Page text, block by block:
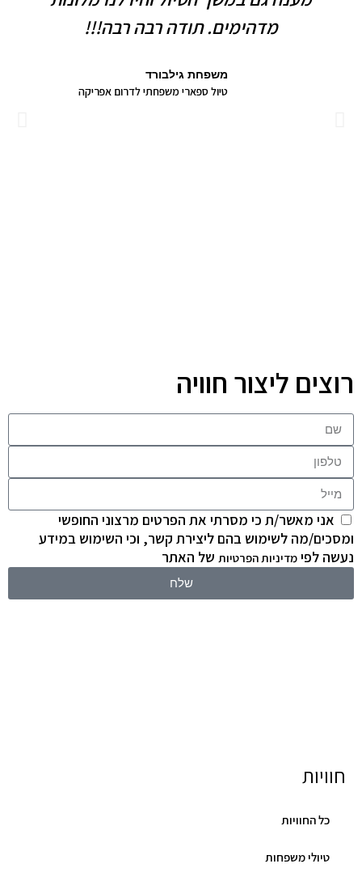
מדהימים. תודה רבה רבה!!!
משפחת גילבורד
טיול ספארי משפחתי לדרום אפריקה
רוצים ליצור חוויה
אני מאשר/ת כי מסרתי את הפרטים מרצוני החופשי
ומסכים/מה לשימוש בהם ליצירת קשר, וכי השימוש במידע
נעשה לפי מדיניות הפרטיות של האתר
שלח
חוויות
כל החוויות
טיולי משפחות